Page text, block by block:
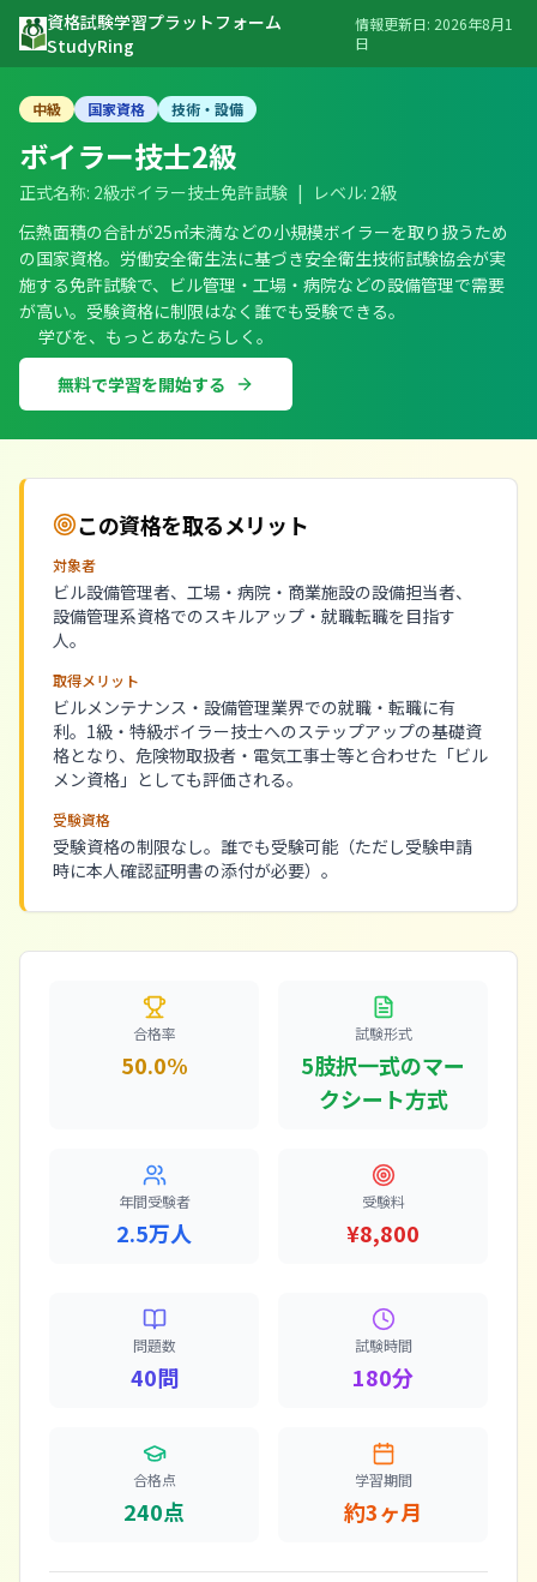
資格試験学習プラットフォーム
StudyRing
情報更新日: 2026年8月1
日
中級 国家資格 技術・設備
ボイラー技士2級
正式名称: 2級ボイラー技士免許試験 | レベル: 2級
伝熱面積の合計が25㎡未満などの小規模ボイラーを取り扱うため
の国家資格。労働安全衛生法に基づき安全衛生技術試験協会が実
施する免許試験で、ビル管理・工場・病院などの設備管理で需要
が高い。受験資格に制限はなく誰でも受験できる。
学びを、もっとあなたらしく。
無料で学習を開始する
この資格を取るメリット
対象者
ビル設備管理者、工場・病院・商業施設の設備担当者、
設備管理系資格でのスキルアップ・就職転職を目指す
人。
取得メリット
ビルメンテナンス・設備管理業界での就職・転職に有
利。1級・特級ボイラー技士へのステップアップの基礎資
格となり、危険物取扱者・電気工事士等と合わせた「ビル
メン資格」としても評価される。
受験資格
受験資格の制限なし。誰でも受験可能（ただし受験申請
時に本人確認証明書の添付が必要）。
合格率
50.0%
試験形式
5肢択一式のマー
クシート方式
年間受験者
2.5万人
受験料
¥8,800
問題数
40問
試験時間
180分
合格点
240点
学習期間
約3ヶ月